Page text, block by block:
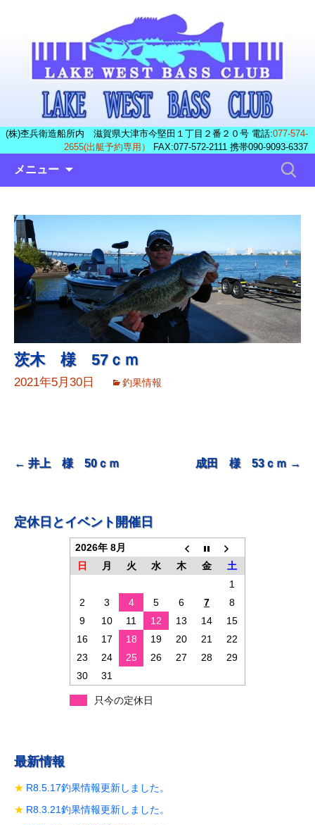
(株)杢兵衛造船所内 滋賀県大津市今堅田１丁目２番２０号 電話:077-574-
2655(出艇予約専用）
FAX:077-572-2111 携帯090-9093-6337
メニュー
ス
キ
ッ
プ
検
索:
茨木 様 57ｃｍ
2021年5月30日 釣果情報
ビ
← 井上 様 50ｃｍ 成田 様 53ｃｍ →
定休日とイベント開催日
2026年 8月
日
月 火 水 木 金
土
1
2
3 4 5 6 7
8
9
10 11 12 13 14
15
16
17 18 19 20 21
22
23
24 25 26 27 28
29
30
31
只今の定休日
最新情報
R8.5.17釣果情報更新しました。
R8.3.21釣果情報更新しました。